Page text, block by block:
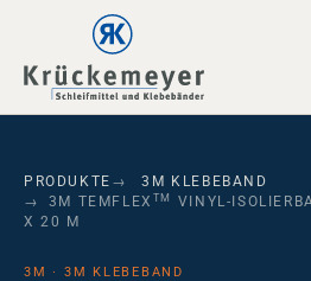
Skip to main navigation
Skip to main content
Skip to page footer
PRODUKTE
3M KLEBEBAND
3M TEMFLEX TM
VINYL-
X 20 M
3M · 3M KLEBEBAND